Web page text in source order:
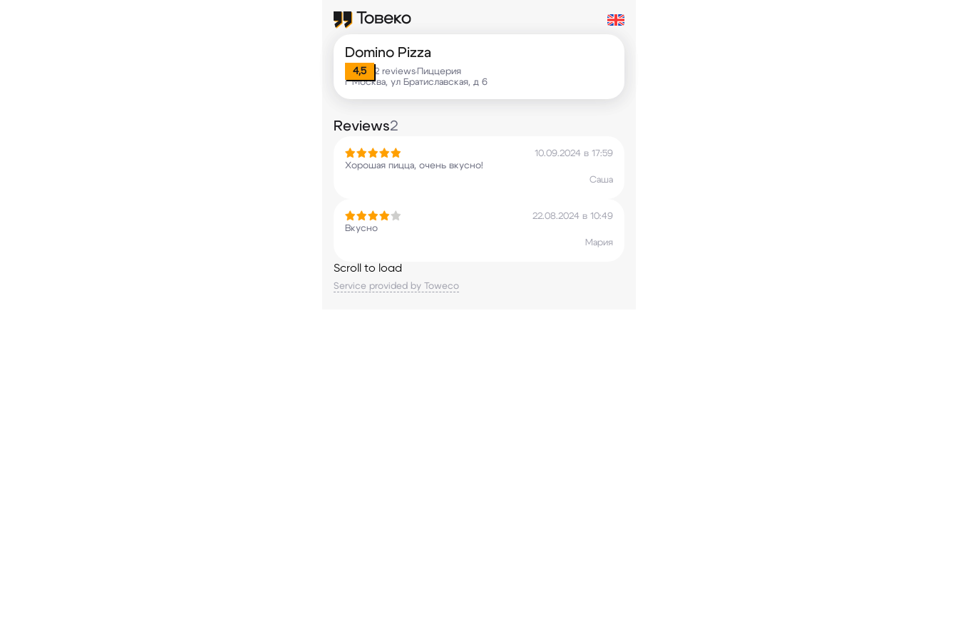
Domino Pizza
4,5 2 reviews•Пиццерия
г Москва, ул Братиславская, д 6
Reviews2
10.09.2024 в 17:59
Хорошая пицца, очень вкусно!
Саша
22.08.2024 в 10:49
Вкусно
Мария
Scroll to load
Service provided by Toweco